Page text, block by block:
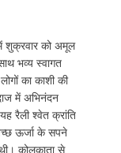
शुक्रवार को अमूल
भव्य स्वागत
का काशी की
में अभिनंदन
रैली श्वेत क्रांति
ऊर्जा के सपने
कोलकाता से